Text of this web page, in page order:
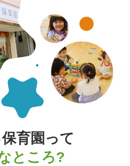
育園って
ところ?